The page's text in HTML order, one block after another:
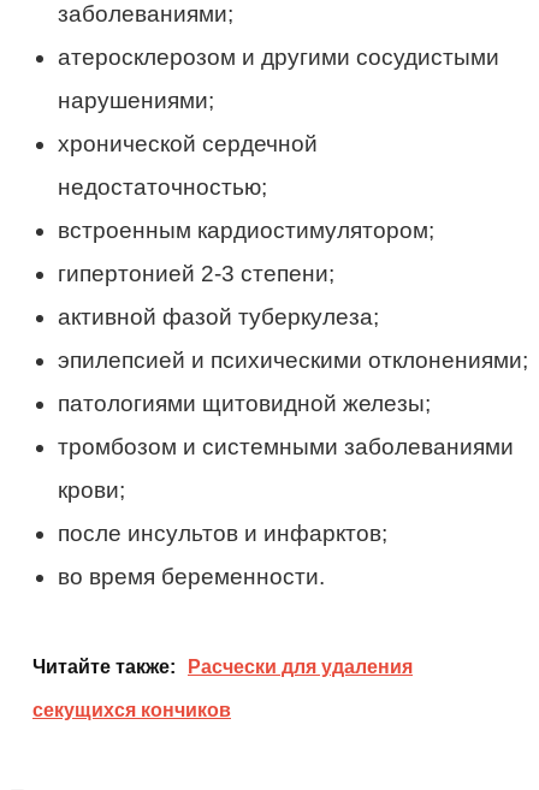
заболеваниями;
атеросклерозом и другими сосудистыми
нарушениями;
хронической сердечной
недостаточностью;
встроенным кардиостимулятором;
гипертонией 2-3 степени;
активной фазой туберкулеза;
эпилепсией и психическими отклонениями;
патологиями щитовидной железы;
тромбозом и системными заболеваниями
крови;
после инсультов и инфарктов;
во время беременности.
Читайте также: Расчески для удаления
секущихся кончиков